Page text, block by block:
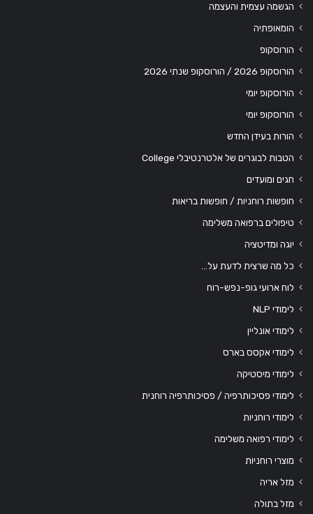
הגשמה עצמית והעצמה
הומאופתיה
הורוסקופ
הורוסקופ 2026 / הורוסקופ שנתי 2026
הורוסקופ יומי
הורוסקופ יומי
הורות בעידן החדש
הטבות לבוגרים של אלטרנטיבלי College
חגים ומועדים
חופשות רוחניות / חופשות בריאות
טיפולים ברפואה משלימה
יוגה ומדיטציה
כל מה שרצית לדעת על…
לוח ארועי גופ-נפש-רוח
לימודי NLP
לימודי אונליין
לימודי אקסס בארס
לימודי מיסטיקה
לימודי פסיכותרפיה / פסיכותרפיה רוחנית
לימודי רוחניות
לימודי רפואה משלימה
מוצרי רוחניות
מזל אריה
מזל בתולה